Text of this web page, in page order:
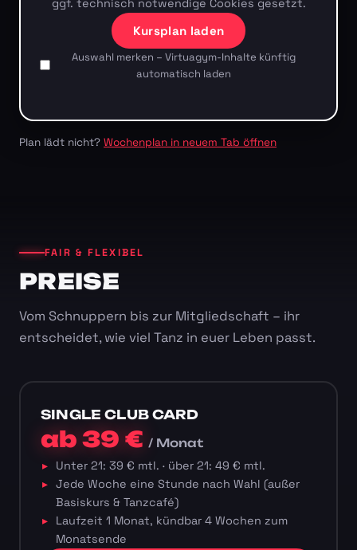
ggf. technisch notwendige Cookies gesetzt.
Kursplan laden
Auswahl merken – Virtuagym-Inhalte künftig
automatisch laden
Plan lädt nicht? Wochenplan in neuem Tab öffnen
FAIR & FLEXIBEL
PREISE
Vom Schnuppern bis zur Mitgliedschaft – ihr
entscheidet, wie viel Tanz in euer Leben passt.
SINGLE CLUB CARD
ab 39 €/ Monat
Unter 21: 39 € mtl. · über 21: 49 € mtl.
Jede Woche eine Stunde nach Wahl (außer
Basiskurs & Tanzcafé)
Laufzeit 1 Monat, kündbar 4 Wochen zum
Monatsende